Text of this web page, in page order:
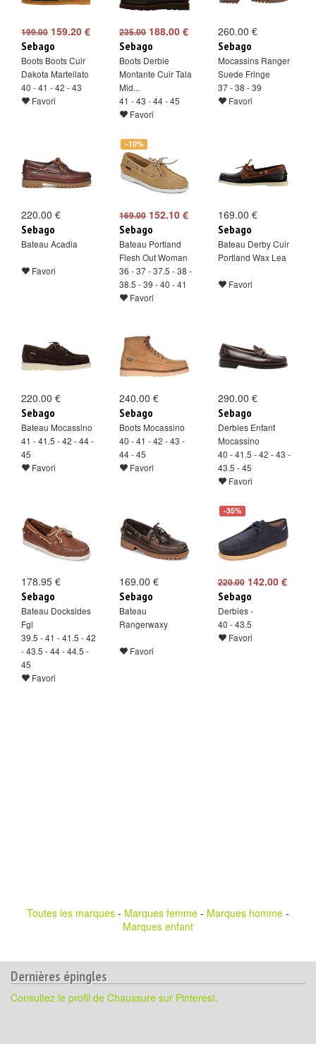
199.00 159.20 €
Sebago
Boots Boots Cuir
Dakota Martellato
40 - 41 - 42 - 43
Favori
235.00188.00 €
Sebago
Boots Derbie
Montante Cuir Tala
Mid...
41 - 43 - 44 - 45
Favori
260.00 €
Sebago
Mocassins Ranger
Suede Fringe
37 - 38 - 39
Favori
220.00 €
Sebago
Bateau Acadia
Favori
-10%
169.00152.10 €
Sebago
Bateau Portland
Flesh Out Woman
36 - 37 - 37.5 - 38 -
38.5 - 39 - 40 - 41
Favori
169.00 €
Sebago
Bateau Derby Cuir
Portland Wax Lea
Favori
220.00 €
Sebago
Bateau Mocassino
41 - 41.5 - 42 - 44 -
45
Favori
240.00 €
Sebago
Boots Mocassino
40 - 41 - 42 - 43 -
44 - 45
Favori
290.00 €
Sebago
Derbies Enfant
Mocassino
40 - 41.5 - 42 - 43 -
43.5 - 45
Favori
178.95 €
Sebago
Bateau Docksides
Fgl
39.5 - 41 - 41.5 - 42
- 43.5 - 44 - 44.5 -
45
Favori
169.00 €
Sebago
Bateau
Rangerwaxy
Favori
-35%
220.00142.00 €
Sebago
Derbies -
40 - 43.5
Favori
Toutes les marques - Marques femme - Marques homme -
Marques enfant
Dernières épingles
Consultez le profil de Chaussure sur Pinterest.